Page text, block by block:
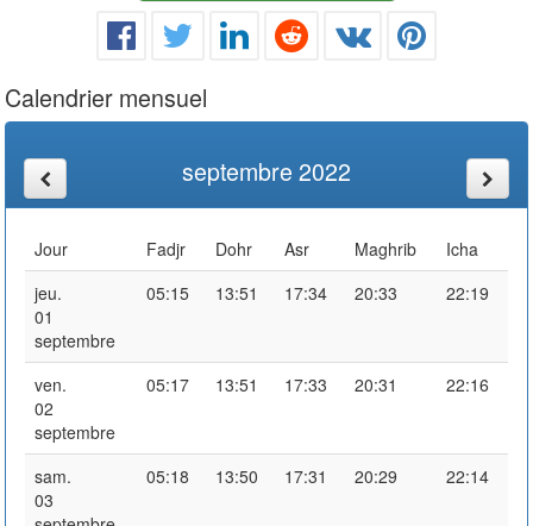
Calendrier mensuel
septembre 2022
Jour Fadjr Dohr Asr Maghrib
Icha
jeu.
01
septembre
05:15 13:51 17:34 20:33 22:19
ven.
02
septembre
05:17 13:51 17:33 20:31 22:16
sam.
03
05:18 13:50 17:31 20:29 22:14